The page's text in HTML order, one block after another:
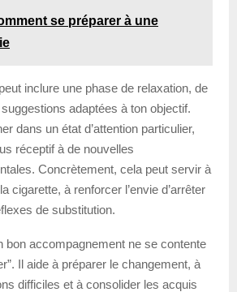
se préparer à une
inclure une phase de relaxation, de
adaptées à ton objectif.
dans un état d’attention particulier,
réceptif à de nouvelles
Concrètement, cela peut servir à
cigarette, à renforcer l’envie d’arrêter
de substitution.
bon accompagnement ne se contente
Il aide à préparer le changement, à
difficiles et à consolider les acquis